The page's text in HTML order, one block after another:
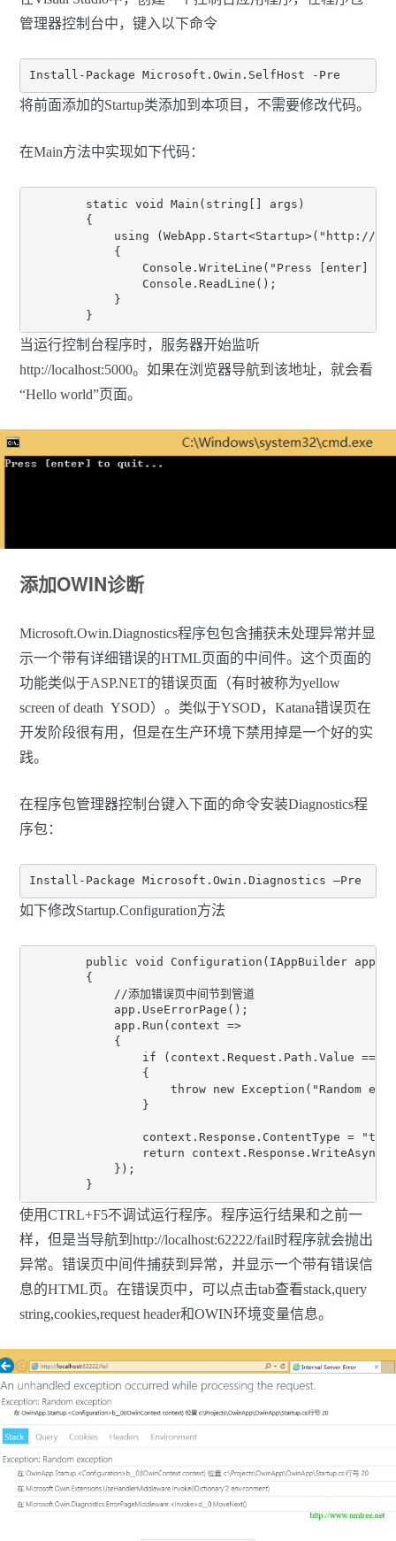
管理器控制台中，键入以下命令
将前面添加的Startup类添加到本项目，不需要修改代码。
在Main方法中实现如下代码：
        static void Main(string[] args)
        {
using (WebApp.Start<Startup>("http://
            {
Console.WriteLine("Press [enter] to
                Console.ReadLine();
            }
当运行控制台程序时，服务器开始监听
http://localhost:5000。如果在浏览器导航到该地址，就会看
“Hello world”页面。
添加OWIN诊断
Microsoft.Owin.Diagnostics程序包包含捕获未处理异常并显
示一个带有详细错误的HTML页面的中间件。这个页面的
功能类似于ASP.NET的错误页面（有时被称为yellow
screen of death YSOD）。类似于YSOD，Katana错误页在
开发阶段很有用，但是在生产环境下禁用掉是一个好的实
践。
在程序包管理器控制台键入下面的命令安装Diagnostics程
序包：
如下修改Startup.Configuration方法
        public void Configuration(IAppBuilder app)
        {
            //添加错误页中间节到管道
            app.UseErrorPage();
            app.Run(context =>
            {
if (context.Request.Path.Value ==
                {
throw new Exception("Random
                }
context.Response.ContentType =
return
            });
使用CTRL+F5不调试运行程序。程序运行结果和之前一
样，但是当导航到http://localhost:62222/fail时程序就会抛出
异常。错误页中间件捕获到异常，并显示一个带有错误信
息的HTML页。在错误页中，可以点击tab查看stack,query
string,cookies,request header和OWIN环境变量信息。